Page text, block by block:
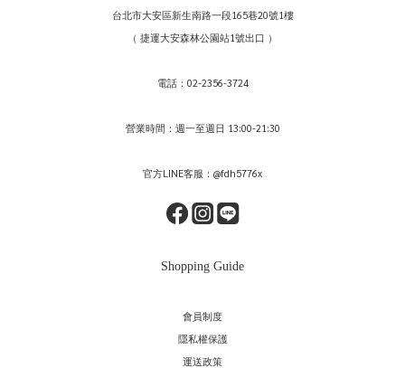
台北市大安區新生南路一段165巷20號1樓
（ 捷運大安森林公園站1號出口 ）
電話：02-2356-3724
營業時間：週一至週日 13:00-21:30
官方LINE客服：@fdh5776x
Shopping Guide
會員制度
隱私權保護
運送政策